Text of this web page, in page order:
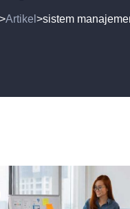
>Artikel >sistem